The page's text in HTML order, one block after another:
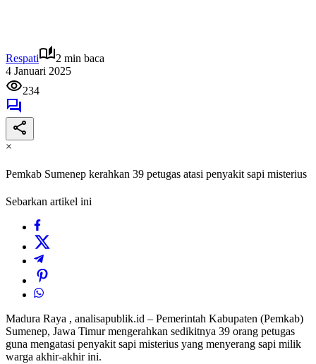
Respati
2 min baca
4 Januari 2025
234
×
Pemkab Sumenep kerahkan 39 petugas atasi penyakit sapi misterius
Sebarkan artikel ini
Madura Raya , analisapublik.id – Pemerintah Kabupaten (Pemkab)
Sumenep, Jawa Timur mengerahkan sedikitnya 39 orang petugas
guna mengatasi penyakit sapi misterius yang menyerang sapi milik
warga akhir-akhir ini.